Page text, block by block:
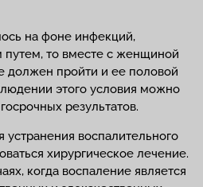
на фоне инфекций,
то вместе с женщиной
должен пройти и ее половой
этого условия можно
результатов.
устранения воспалительного
хирургическое лечение.
когда воспаление является